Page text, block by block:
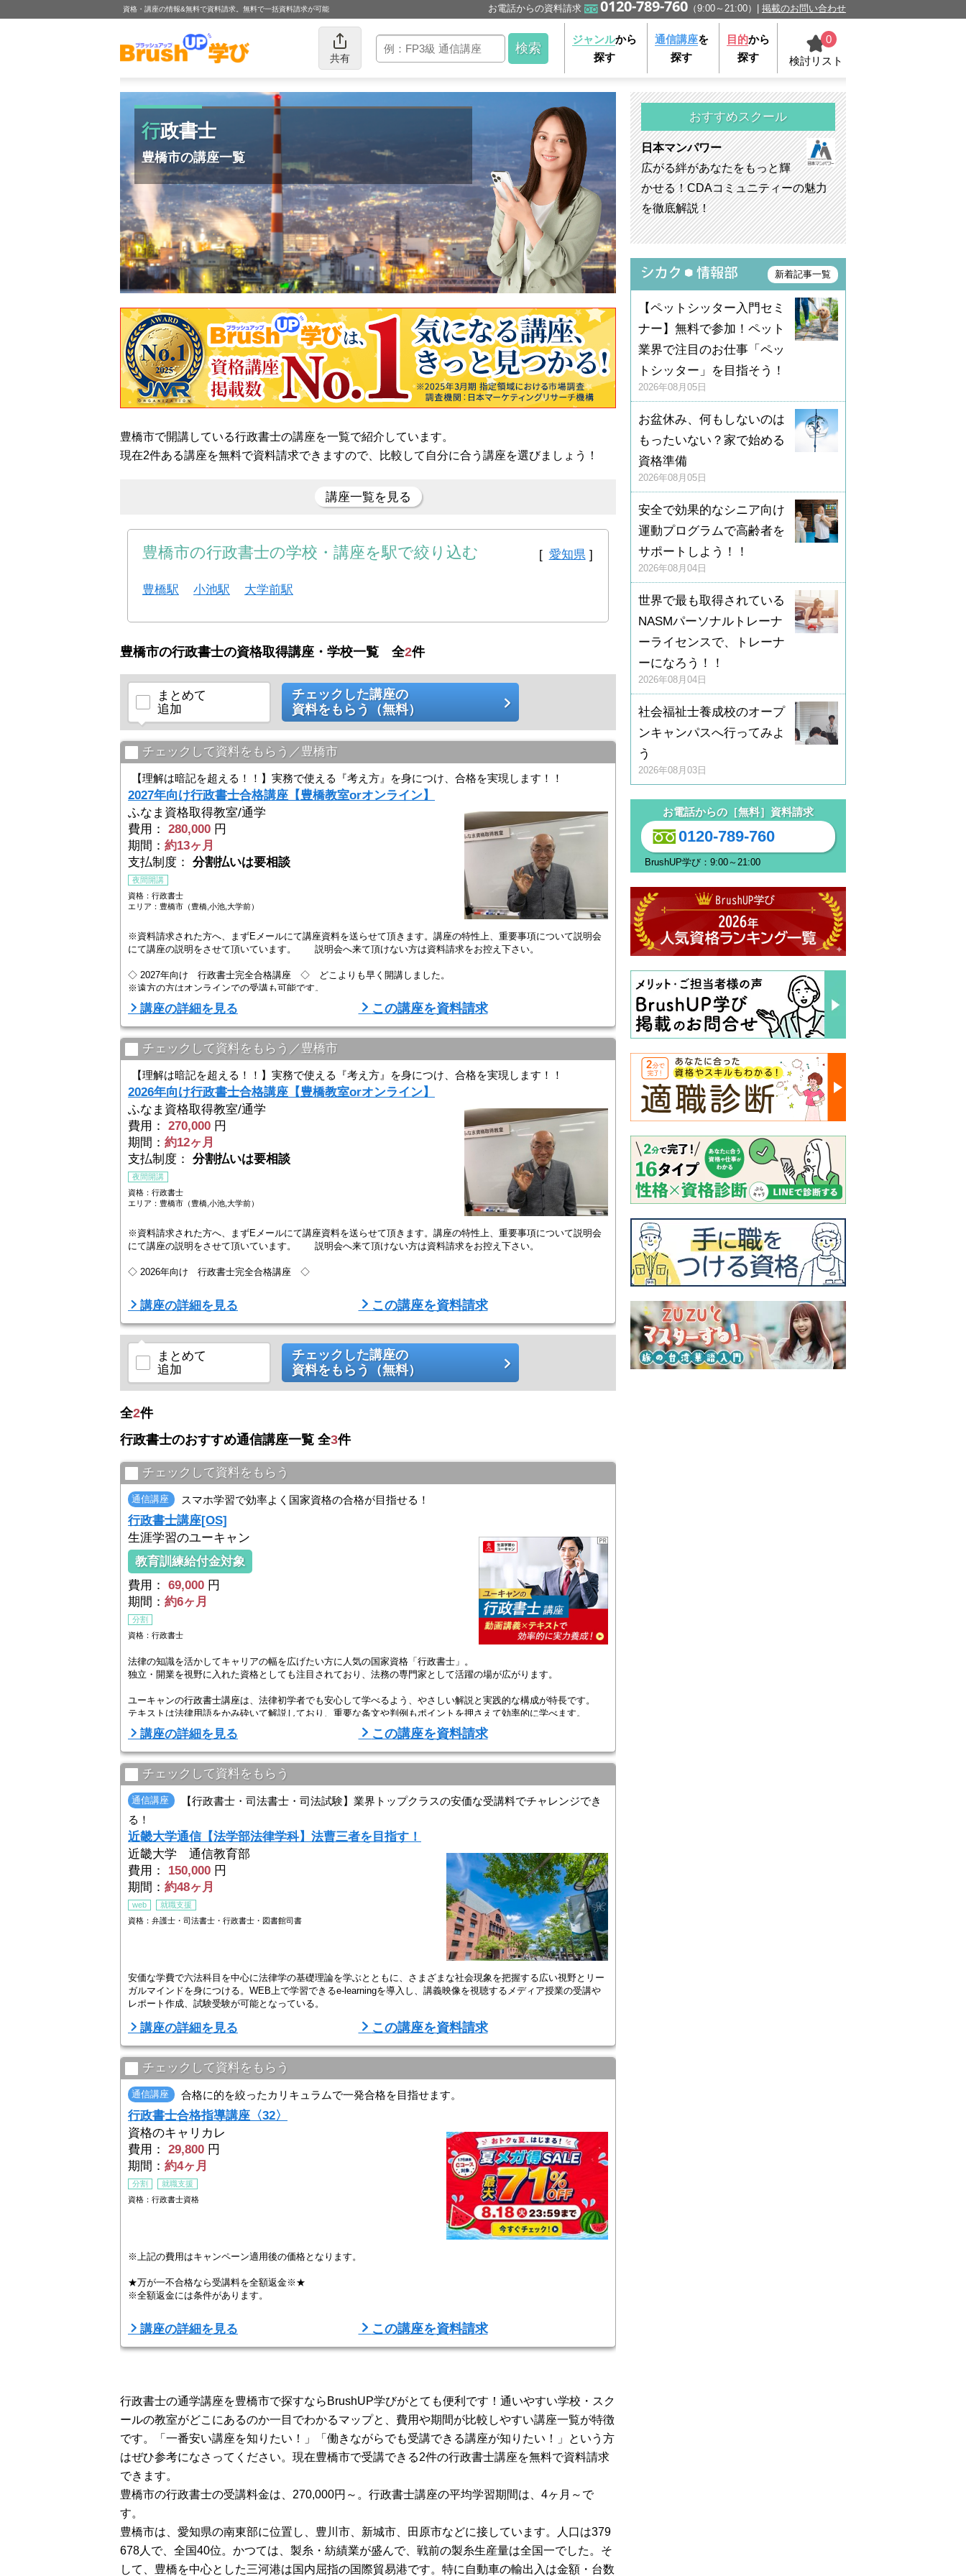
資格・講座の情報&無料で資料請求。無料で一括資料請求が可能 お電話からの資料請求 0120-789-760 （9:00～21:00） 掲載のお問い合わせ
共有
ジャンルから
探す
通信講座を
探す
目的から
探す
0
検討リスト
行政書士
豊橋市の講座一覧
豊橋市で開講している行政書士の講座を一覧で紹介しています。
現在2件ある講座を無料で資料請求できますので、比較して自分に合う講座を選びましょう！
講座一覧を見る
豊橋市の行政書士の学校・講座を駅で絞り込む [ 愛知県 ]
豊橋駅 小池駅 大学前駅
豊橋市の行政書士の資格取得講座・学校一覧 全2件
まとめて
追加
チェックした講座の
資料をもらう（無料）
チェックして資料をもらう／豊橋市
【理解は暗記を超える！！】実務で使える『考え方』を身につけ、合格を実現します！！
2027年向け行政書士合格講座【豊橋教室orオンライン】
ふなま資格取得教室/通学
費用：
280,000 円
期間： 約13ヶ月
支払制度： 分割払いは要相談
夜間開講
資格：行政書士
エリア：豊橋市（豊橋,小池,大学前）
※資料請求された方へ、まずEメールにて講座資料を送らせて頂きます。講座の特性上、重要事項について説明会
にて講座の説明をさせて頂いています。 説明会へ来て頂けない方は資料請求をお控え下さい。
◇ 2027年向け 行政書士完全合格講座 ◇ どこよりも早く開講しました。
※遠方の方はオンラインでの受講も可能です。
通学・オンラインどちらでも先生からの生講義がうけられます。講義の前後で直接鈴木先生に質問できるので、疑
問点をその場で解決できます。
【資格は使うためにあります。】
この講座では、実務 ...
講座の詳細を見る この講座を資料請求
チェックして資料をもらう／豊橋市
【理解は暗記を超える！！】実務で使える『考え方』を身につけ、合格を実現します！！
2026年向け行政書士合格講座【豊橋教室orオンライン】
ふなま資格取得教室/通学
費用：
270,000 円
期間： 約12ヶ月
支払制度： 分割払いは要相談
夜間開講
資格：行政書士
エリア：豊橋市（豊橋,小池,大学前）
※資料請求された方へ、まずEメールにて講座資料を送らせて頂きます。講座の特性上、重要事項について説明会
にて講座の説明をさせて頂いています。 説明会へ来て頂けない方は資料請求をお控え下さい。
◇ 2026年向け 行政書士完全合格講座 ◇
※遠方の方はオンラインでの受講も可能です。
通学・オンラインどちらでも先生からの生講義がうけられます。講義の前後で直接鈴木先生に質問できるので、疑
問点をその場で解決できます。
【資格は使うためにあります。】
この講座では、実務経験豊富な鈴木高義先生が、合 ...
講座の詳細を見る この講座を資料請求
まとめて
追加
チェックした講座の
資料をもらう（無料）
全2件
行政書士のおすすめ通信講座一覧 全3件
チェックして資料をもらう
通信講座 スマホ学習で効率よく国家資格の合格が目指せる！
行政書士講座[OS]
生涯学習のユーキャン
教育訓練給付金対象
費用：
69,000 円
期間： 約6ヶ月
分割
資格：行政書士
法律の知識を活かしてキャリアの幅を広げたい方に人気の国家資格「行政書士」。
独立・開業を視野に入れた資格としても注目されており、法務の専門家として活躍の場が広がります。
ユーキャンの行政書士講座は、法律初学者でも安心して学べるよう、やさしい解説と実践的な構成が特長です。
テキストは法律用語をかみ砕いて解説しており、重要な条文や判例もポイントを押さえて効率的に学べます。
さらに、過去の出題傾向に基づいた演習問題や添削課題も充実。
理解度を確認しながら学習を進められるので、合格に必要な知識と実力 ...
講座の詳細を見る この講座を資料請求
チェックして資料をもらう
通信講座
【行政書士・司法書士・司法試験】業界トップクラスの安価な受講料でチャレンジでき
る！
近畿大学通信【法学部法律学科】法曹三者を目指す！
近畿大学 通信教育部
費用：
150,000 円
期間： 約48ヶ月
web
就職支援
資格：弁護士・司法書士・行政書士・図書館司書
安価な学費で六法科目を中心に法律学の基礎理論を学ぶとともに、さまざまな社会現象を把握する広い視野とリー
ガルマインドを身につける。WEB上で学習できるe-learningを導入し、講義映像を視聴するメディア授業の受講や
レポート作成、試験受験が可能となっている。
講座の詳細を見る この講座を資料請求
チェックして資料をもらう
通信講座 合格に的を絞ったカリキュラムで一発合格を目指せます。
行政書士合格指導講座〈32〉
資格のキャリカレ
費用：
29,800 円
期間： 約4ヶ月
分割
就職支援
資格：行政書士資格
※上記の費用はキャンペーン適用後の価格となります。
★万が一不合格なら受講料を全額返金※★
※全額返金には条件があります。
キャリカレは合格に自信があります。だから万が一不合格だった場合には、受講料を全額返金！はじめて国家試験
に挑戦する方でも安心です。
す。試験結果を徹底分析し、最新の試験対策 ...
講座の詳細を見る この講座を資料請求
行政書士の通学講座を豊橋市で探すならBrushUP学びがとても便利です！通いやすい学校・スク
ールの教室がどこにあるのか一目でわかるマップと、費用や期間が比較しやすい講座一覧が特徴
です。「一番安い講座を知りたい！」「働きながらでも受講できる講座が知りたい！」という方
はぜひ参考になさってください。現在豊橋市で受講できる2件の行政書士講座を無料で資料請求
できます。
豊橋市の行政書士の受講料金は、270,000円～。行政書士講座の平均学習期間は、4ヶ月～で
す。
豊橋市は、愛知県の南東部に位置し、豊川市、新城市、田原市などに接しています。人口は379
678人で、全国40位。かつては、製糸・紡績業が盛んで、戦前の製糸生産量は全国一でした。そ
して、豊橋を中心とした三河港は国内屈指の国際貿易港です。特に自動車の輸出入は金額・台数
おすすめスクール
日本マンパワー
広がる絆があなたをもっと輝
かせる！CDAコミュニティーの魅力
を徹底解説！
新着記事一覧
【ペットシッター入門セミ
ナー】無料で参加！ペット
業界で注目のお仕事「ペッ
トシッター」を目指そう！
2026年08月05日
お盆休み、何もしないのは
もったいない？家で始める
資格準備
2026年08月05日
安全で効果的なシニア向け
運動プログラムで高齢者を
サポートしよう！！
2026年08月04日
世界で最も取得されている
NASMパーソナルトレーナ
ーライセンスで、トレーナ
ーになろう！！
2026年08月04日
社会福祉士養成校のオープ
ンキャンパスへ行ってみよ
う
2026年08月03日
お電話からの［無料］資料請求
0120-789-760
BrushUP学び：9:00～21:00